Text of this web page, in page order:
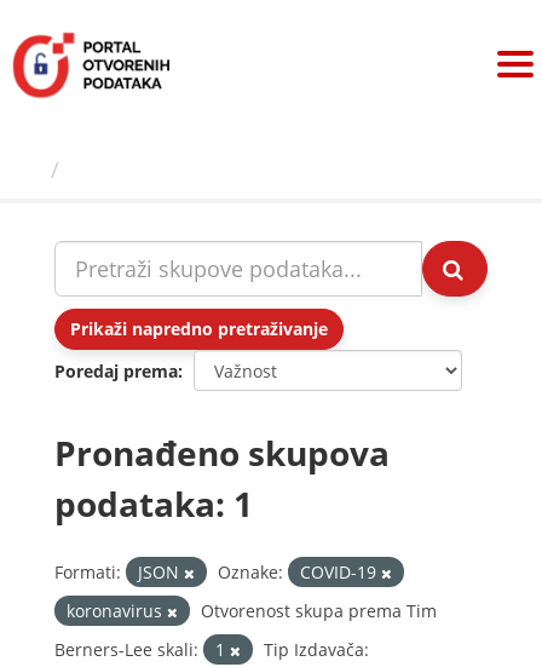
sadržaj
Prikaži napredno pretraživanje
Poredaj prema
Pronađeno skupova
podataka: 1
Formati: JSON Oznake:
COVID-19
koronavirus
Otvorenost skupa prema Tim
Berners-Lee skali:
1
Tip Izdavača: